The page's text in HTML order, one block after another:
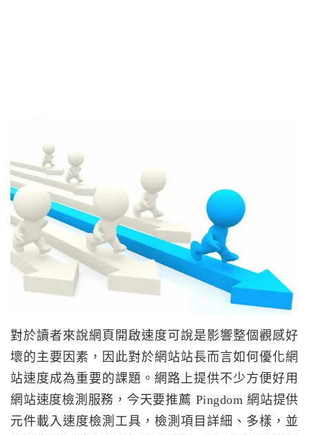
對於讀者來說網頁開啟速度可說是影響整個觀感好
壞的主要因素，因此對於網站站長而言如何優化網
站速度成為重要的課題。網路上提供不少方便好用
網站速度檢測服務，今天要推薦 Pingdom 網站提供
元件載入速度檢測工具，檢測項目詳細、多樣，並